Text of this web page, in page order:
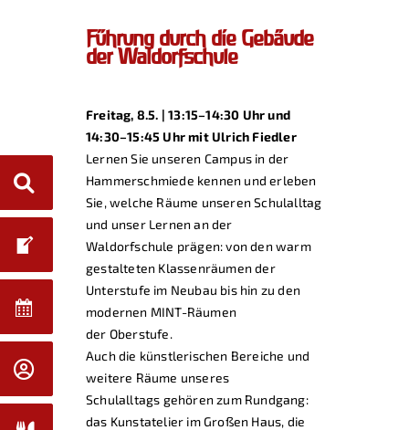
Führung durch die Gebäude
der Waldorfschule
Freitag, 8.5. | 13:15–14:30 Uhr und
14:30–15:45 Uhr mit Ulrich Fiedler
Lernen Sie unseren Campus in der
Hammerschmiede kennen und erleben
Sie, welche Räume unseren Schulalltag
und unser Lernen an der
Waldorfschule prägen: von den warm
gestalteten Klassenräumen der
Unterstufe im Neubau bis hin zu den
modernen MINT-Räumen
der Oberstufe.
Auch die künstlerischen Bereiche und
weitere Räume unseres
Schulalltags gehören zum Rundgang:
das Kunstatelier im Großen Haus, die